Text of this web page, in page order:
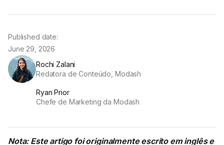
Rochi Zalani
Redatora de Conteúdo, Modash
Ryan Prior
Chefe de Marketing da Modash
Published date:
June 29, 2026
Nota: Este artigo foi originalmente escrito em inglês e